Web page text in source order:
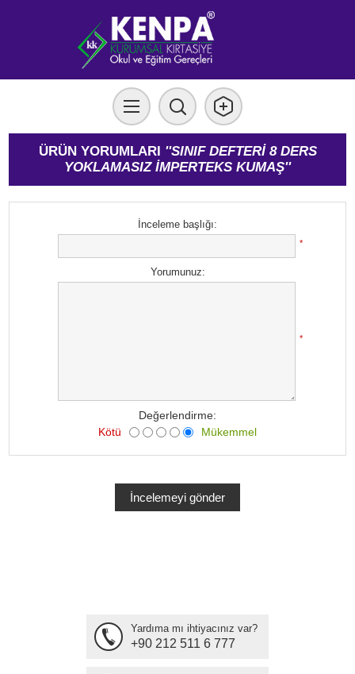
ÜRÜN YORUMLARI
SINIF DEFTERİ 8 DERS
YOKLAMASIZ İMPERTEKS KUMAŞ
İnceleme başlığı:
*
Yorumunuz:
*
Değerlendirme:
Kötü
Mükemmel
Yardıma mı ihtiyacınız var?
+90 212 511 6 777